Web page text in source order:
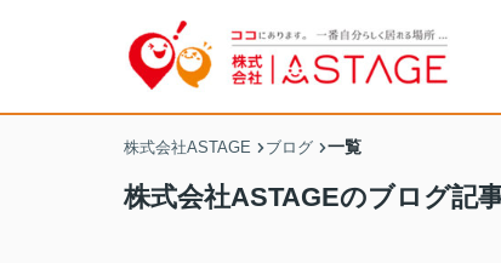
株式会社ASTAGE ブログ 一覧
株式会社ASTAGEのブログ記